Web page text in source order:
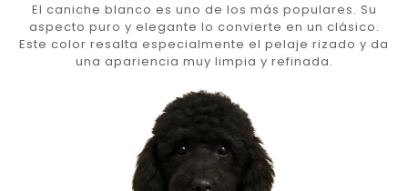
El caniche blanco es uno de los más populares. Su
aspecto puro y elegante lo convierte en un clásico.
Este color resalta especialmente el pelaje rizado y da
una apariencia muy limpia y refinada.